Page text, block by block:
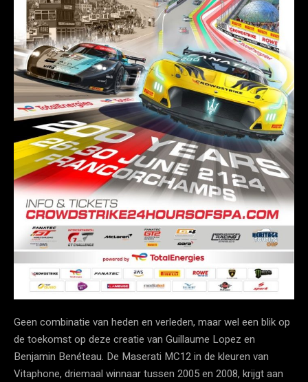
Geen combinatie van heden en verleden, maar wel een blik op
de toekomst op deze creatie van Guillaume Lopez en
Benjamin Benéteau. De Maserati MC12 in de kleuren van
Vitaphone, driemaal winnaar tussen 2005 en 2008, krijgt aan